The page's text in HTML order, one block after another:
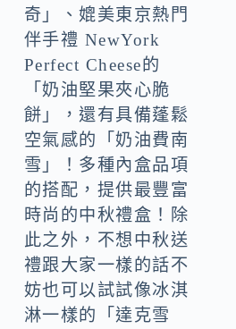
奇」、媲美東京熱門
伴手禮 NewYork
Perfect Cheese的
「奶油堅果夾心脆
餅」，還有具備蓬鬆
空氣感的「奶油費南
雪」！多種內盒品項
的搭配，提供最豐富
時尚的中秋禮盒！除
此之外，不想中秋送
禮跟大家一樣的話不
妨也可以試試像冰淇
淋一樣的「達克雪